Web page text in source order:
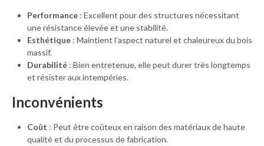
Performance : Excellent pour des structures nécessitant
une résistance élevée et une stabilité.
Esthétique : Maintient l’aspect naturel et chaleureux du bois
massif.
Durabilité : Bien entretenue, elle peut durer très longtemps
et résister aux intempéries.
Inconvénients
Coût : Peut être coûteux en raison des matériaux de haute
qualité et du processus de fabrication.